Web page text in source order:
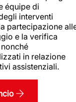
équipe di
interventi
partecipazione
e la verifica
in relazione
assistenziali.